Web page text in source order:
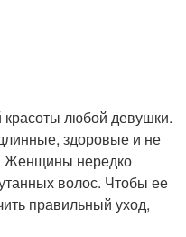
любой девушки.
здоровые и не
Женщины нередко
волос. Чтобы ее
правильный уход,